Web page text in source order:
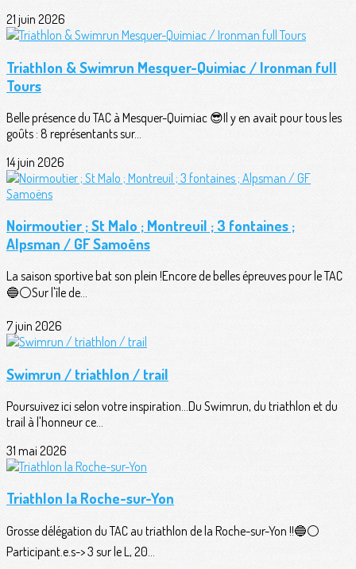
21 juin 2026
Triathlon & Swimrun Mesquer-Quimiac / Ironman full
Tours
Belle présence du TAC à Mesquer-Quimiac 😎Il y en avait pour tous les
goûts : 8 représentants sur...
14 juin 2026
Noirmoutier ; St Malo ; Montreuil ; 3 fontaines ;
Alpsman / GF Samoëns
La saison sportive bat son plein !Encore de belles épreuves pour le TAC
🔵⚪️Sur l'île de...
7 juin 2026
Swimrun / triathlon / trail
Poursuivez ici selon votre inspiration...Du Swimrun, du triathlon et du
trail à l'honneur ce...
31 mai 2026
Triathlon la Roche-sur-Yon
Grosse délégation du TAC au triathlon de la Roche-sur-Yon !!🔵⚪️
Participant.e.s-> 3 sur le L, 20...